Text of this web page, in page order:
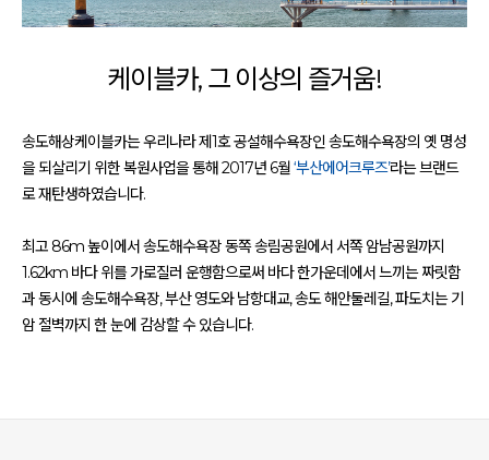
케이블카, 그 이상의 즐거움!
송도해상케이블카는 우리나라 제1호 공설해수욕장인 송도해수욕장의 옛 명성
을 되살리기 위한 복원사업을 통해 2017년 6월 ‘부산에어크루즈’라는 브랜드
로 재탄생하였습니다.
최고 86m 높이에서 송도해수욕장 동쪽 송림공원에서 서쪽 암남공원까지
1.62km 바다 위를 가로질러 운행함으로써 바다 한가운데에서 느끼는 짜릿함
과 동시에 송도해수욕장, 부산 영도와 남항대교, 송도 해안둘레길, 파도치는 기
암 절벽까지 한 눈에 감상할 수 있습니다.